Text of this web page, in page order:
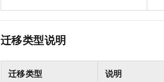
迁移类型说明
迁移类型 说明